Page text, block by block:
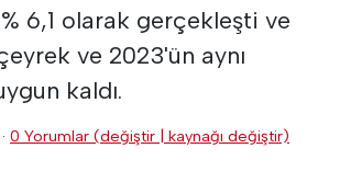
6,1 olarak gerçekleşti ve
ve 2023'ün aynı
kaldı.
· 0 Yorumlar (değiştir | kaynağı değiştir)